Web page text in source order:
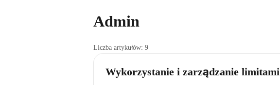
Admin
Liczba artykułów: 9
Wykorzystanie i zarządzanie limitami